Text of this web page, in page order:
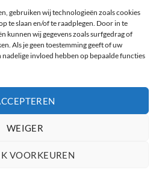
gebruiken wij technologieën zoals cookies
te slaan en/of te raadplegen. Door in te
kunnen wij gegevens zoals surfgedrag of
Als je geen toestemming geeft of uw
invloed hebben op bepaalde functies
WEIGER
VOORKEUREN
www.dixipolytool.com
Volg ons op Youtube